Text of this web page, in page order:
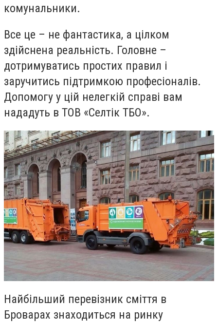
комунальники.
Все це – не фантастика, а цілком
здійснена реальність. Головне –
дотримуватись простих правил і
заручитись підтримкою професіоналів.
Допомогу у цій нелегкій справі вам
нададуть в ТОВ «Селтік ТБО».
Найбільший перевізник сміття в
Броварах знаходиться на ринку